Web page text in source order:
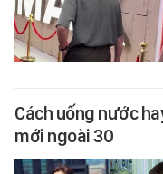
Cách uống nước
mới ngoài 30